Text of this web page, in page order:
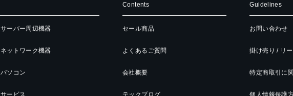
サーバー周辺機器
ネットワーク機器
パソコン
サービス
Contents
セール商品
よくあるご質問
会社概要
テックブログ
Guidelines
お問い合わせ
掛け売り / リ
特定商取引に
個人情報保護